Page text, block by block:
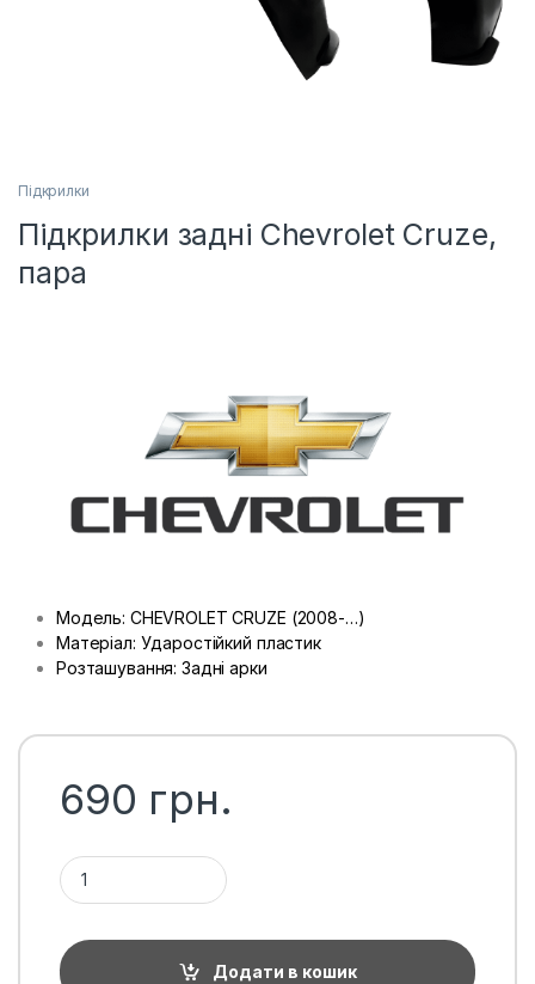
Підкрилки
Підкрилки задні Chevrolet Cruze,
пара
Модель: CHEVROLET CRUZE (2008-…)
Матеріал: Ударостійкий пластик
Розташування: Задні арки
690 грн.
Підкрилки задні Chevrolet Cruze, пара кількість
Додати в кошик